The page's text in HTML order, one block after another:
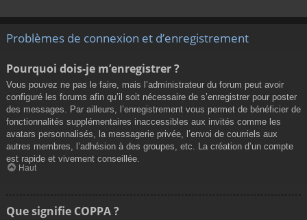
Problèmes de connexion et d’enregistrement
Pourquoi dois-je m’enregistrer ?
Vous pouvez ne pas le faire, mais l’administrateur du forum peut avoir
configuré les forums afin qu’il soit nécessaire de s’enregistrer pour poster
des messages. Par ailleurs, l’enregistrement vous permet de bénéficier de
fonctionnalités supplémentaires inaccessibles aux invités comme les
avatars personnalisés, la messagerie privée, l’envoi de courriels aux
autres membres, l’adhésion à des groupes, etc. La création d’un compte
est rapide et vivement conseillée.
Haut
Que signifie COPPA ?